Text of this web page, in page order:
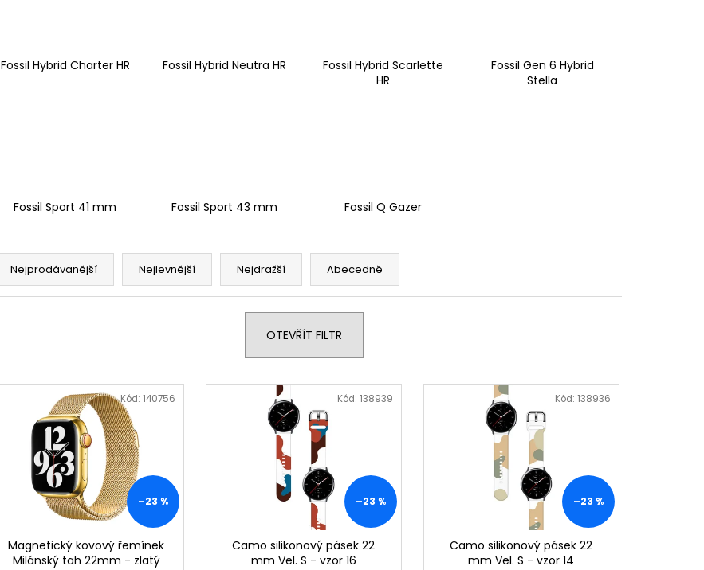
Fossil Hybrid Charter HR Fossil Hybrid Neutra HR
Fossil Hybrid Scarlette
HR
Fossil Gen 6 Hybrid
Stella
Fossil Sport 41 mm Fossil Sport 43 mm Fossil Q Gazer
Nejprodávanější Nejlevnější Nejdražší Abecedně
OTEVŘÍT FILTR
–23 %
Magnetický kovový řemínek
Milánský tah 22mm - zlatý
Kód:140756
–23 %
Camo silikonový pásek 22
mm Vel. S - vzor 16
Kód: 138939
–23 %
Camo silikonový pásek 22
mm Vel. S - vzor 14
Kód: 138936